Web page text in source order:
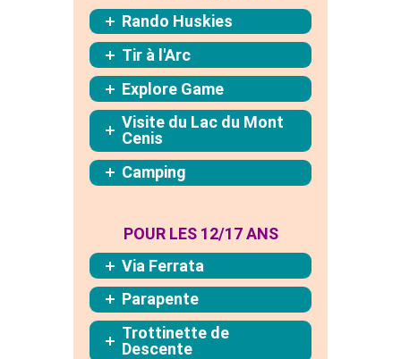
Rando Huskies
Tir à l'Arc
Explore Game
Visite du Lac du Mont
Cenis
Camping
POUR LES 12/17 ANS
Via Ferrata
Parapente
Trottinette de
Descente